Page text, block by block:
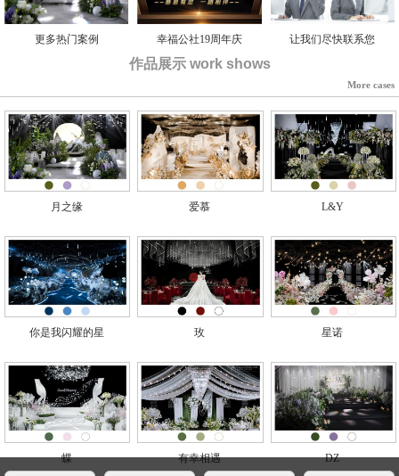
更多热门案例 幸福公社19周年庆 让我们尽快联系您
作品展示 work shows
More cases
月之缘 爱慕 L&Y
你是我闪耀的星 玫 星诺
蝶 有幸相遇 DZ